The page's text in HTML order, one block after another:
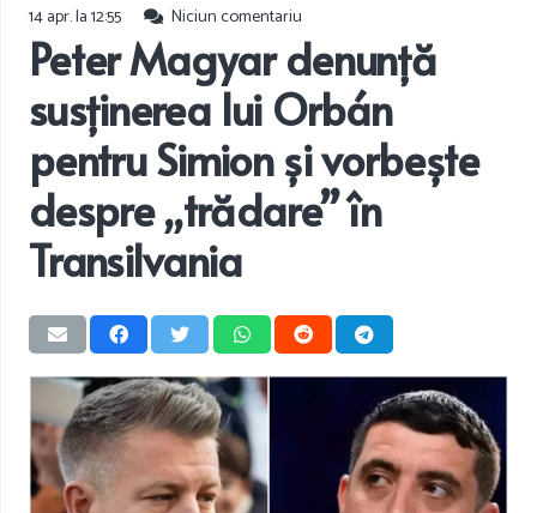
14 apr. la 12:55 Niciun comentariu
Peter Magyar denunță
susținerea lui Orbán
pentru Simion și vorbește
despre ,,trădare” în
Transilvania